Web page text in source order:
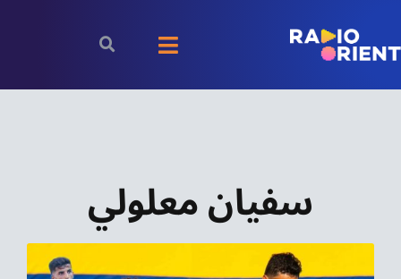
content
Toggle
رياضة
سفيان معلولي